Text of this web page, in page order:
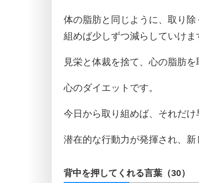
体の脂肪と同じように、取り
組めば少しずつ減らしていけま
見栄と体裁を捨て、心の脂肪を
心のダイエットです。
今日から取り組めば、それだけ
潜在的な行動力が発揮され、新
背中を押してくれる言葉（30）